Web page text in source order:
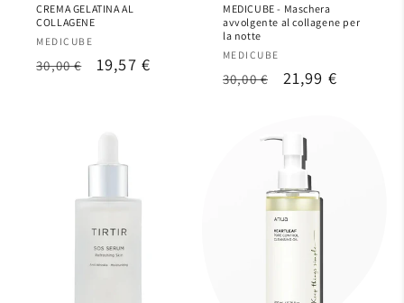
CREMA GELATINA AL
COLLAGENE
Produttore:
MEDICUBE
Prezzo
30,00 €
Prezzo
19,57 €
MEDICUBE - Maschera
avvolgente al collagene per
la notte
Produttore:
MEDICUBE
Prezzo
30,00 €
Prezzo
21,99 €